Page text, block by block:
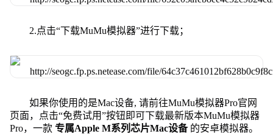
2.点击“下载MuMu模拟器”进行下载；
如果你使用的是Mac设备, 请前往MuMu模拟器Pro官网
页面，点击“免费试用”按钮即可下载最新版本MuMu模拟器
Pro，一款 专属Apple M系列芯片Mac设备 的安卓模拟器。